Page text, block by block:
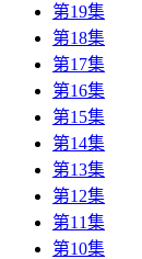
第19集
第18集
第17集
第16集
第15集
第14集
第13集
第12集
第11集
第10集